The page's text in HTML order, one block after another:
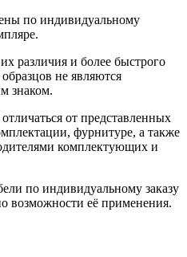
по индивидуальному
различия и более быстрого
не являются
знаком.
от представленных
фурнитуре, а также
комплектующих и
по индивидуальному заказу
возможности её применения.